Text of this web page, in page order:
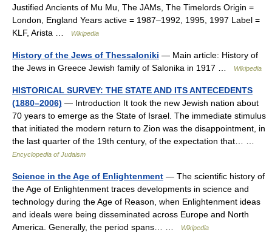
Justified Ancients of Mu Mu, The JAMs, The Timelords Origin =
London, England Years active = 1987–1992, 1995, 1997 Label =
KLF, Arista …
Wikipedia
History of the Jews of Thessaloniki — Main article: History of
the Jews in Greece Jewish family of Salonika in 1917 …
Wikipedia
HISTORICAL SURVEY: THE STATE AND ITS ANTECEDENTS
(1880–2006) — Introduction It took the new Jewish nation about
70 years to emerge as the State of Israel. The immediate stimulus
that initiated the modern return to Zion was the disappointment, in
the last quarter of the 19th century, of the expectation that… …
Encyclopedia of Judaism
Science in the Age of Enlightenment — The scientific history of
the Age of Enlightenment traces developments in science and
technology during the Age of Reason, when Enlightenment ideas
and ideals were being disseminated across Europe and North
America. Generally, the period spans… …
Wikipedia